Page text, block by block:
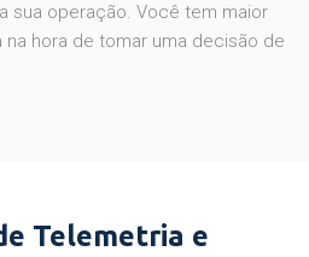
sua operação. Você tem maior
hora de tomar uma decisão de
Telemetria e